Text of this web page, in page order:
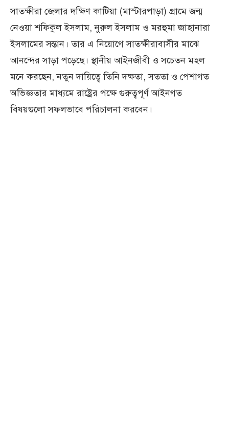
সাতক্ষীরা জেলার দক্ষিণ কাটিয়া (মাস্টারপাড়া) গ্রামে জন্ম
নেওয়া শফিকুল ইসলাম, নুরুল ইসলাম ও মরহুমা জাহানারা
ইসলামের সন্তান। তার এ নিয়োগে সাতক্ষীরাবাসীর মাঝে
আনন্দের সাড়া পড়েছে। স্থানীয় আইনজীবী ও সচেতন মহল
মনে করছেন, নতুন দায়িত্বে তিনি দক্ষতা, সততা ও পেশাগত
অভিজ্ঞতার মাধ্যমে রাষ্ট্রের পক্ষে গুরুত্বপূর্ণ আইনগত
বিষয়গুলো সফলভাবে পরিচালনা করবেন।